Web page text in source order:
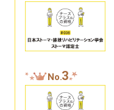
No.3